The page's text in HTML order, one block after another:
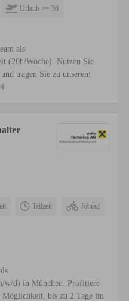
Urlaub >= 30
als
(20h/Woche). Nutzen Sie
tragen Sie zu unserem
Teilzeit Jobrad
w/d) in München. Profitiere
bis zu 2 Tage im